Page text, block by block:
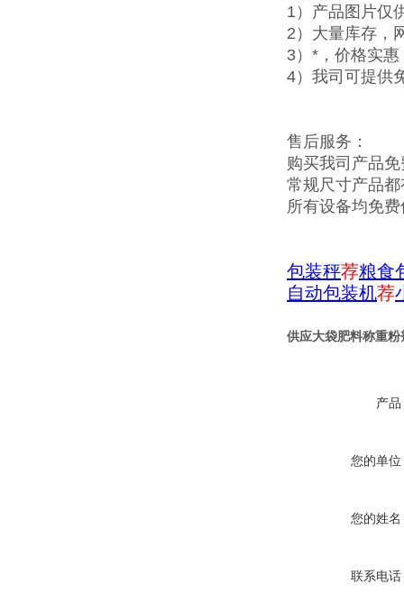
1）产品图片仅
2）大量库存，
3）*，价格实
4）我司可提供
售后服务：
购买我司产品
常规尺寸产品
所有设备均免
包装秤荐粮食
自动包装机荐
供应大袋肥料称重
产品
您的单位
您的姓名
联系电话